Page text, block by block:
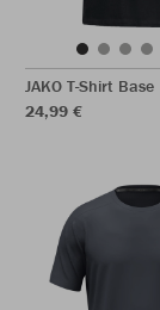
JAKO T-Shirt Base
24,99 €